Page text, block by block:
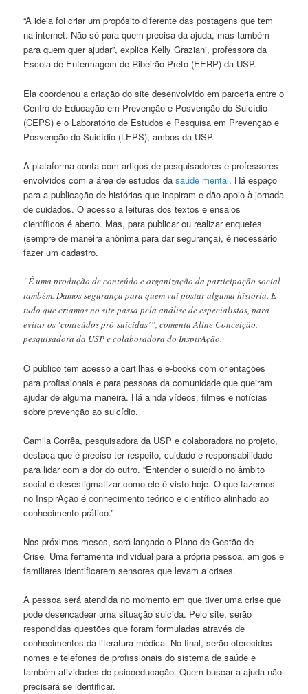
“A ideia foi criar um propósito diferente das postagens que tem
na internet. Não só para quem precisa da ajuda, mas também
para quem quer ajudar”, explica Kelly Graziani, professora da
Escola de Enfermagem de Ribeirão Preto (EERP) da USP.
Ela coordenou a criação do site desenvolvido em parceria entre o
Centro de Educação em Prevenção e Posvenção do Suicídio
(CEPS) e o Laboratório de Estudos e Pesquisa em Prevenção e
Posvenção do Suicídio (LEPS), ambos da USP.
A plataforma conta com artigos de pesquisadores e professores
envolvidos com a área de estudos dasaúde mental. Há espaço
para a publicação de histórias que inspiram e dão apoio à jornada
de cuidados. O acesso a leituras dos textos e ensaios
científicos é aberto. Mas, para publicar ou realizar enquetes
(sempre de maneira anônima para dar segurança), é necessário
fazer um cadastro.
“É uma produção de conteúdo e organização da participação social
também. Damos segurança para quem vai postar alguma história. E
tudo que criamos no site passa pela análise de especialistas, para
evitar os ‘conteúdos pró-suicidas’”, comenta Aline Conceição,
pesquisadora da USP e colaboradora do InspirAção.
O público tem acesso a cartilhas e e-books com orientações
para profissionais e para pessoas da comunidade que queiram
ajudar de alguma maneira. Há ainda vídeos, filmes e notícias
sobre prevenção ao suicídio.
Camila Corrêa, pesquisadora da USP e colaboradora no projeto,
destaca que é preciso ter respeito, cuidado e responsabilidade
para lidar com a dor do outro. “Entender o suicídio no âmbito
social e desestigmatizar como ele é visto hoje. O que fazemos
no InspirAção é conhecimento teórico e científico alinhado ao
conhecimento prático.”
Nos próximos meses, será lançado o Plano de Gestão de
Crise. Uma ferramenta individual para a própria pessoa, amigos e
familiares identificarem sensores que levam a crises.
A pessoa será atendida no momento em que tiver uma crise que
pode desencadear uma situação suicida. Pelo site, serão
respondidas questões que foram formuladas através de
conhecimentos da literatura médica. No final, serão oferecidos
nomes e telefones de profissionais do sistema de saúde e
também atividades de psicoeducação. Quem buscar a ajuda não
precisará se identificar.